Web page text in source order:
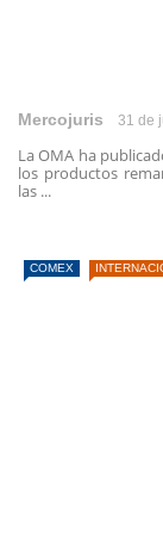
Mercojuris 31 de
La OMA ha
los productos
las ...
COMEX